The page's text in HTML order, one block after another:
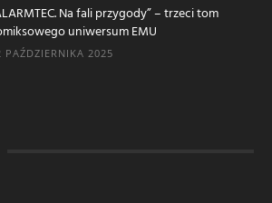
Na fali przygody” – trzeci tom
uniwersum EMU
PAŹDZIERNIKA 2025